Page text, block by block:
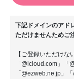
下記ドメインのアド
ただけませんためご
【ご登録いただけな
「@icloud.com」「
「@ezweb.ne.jp」